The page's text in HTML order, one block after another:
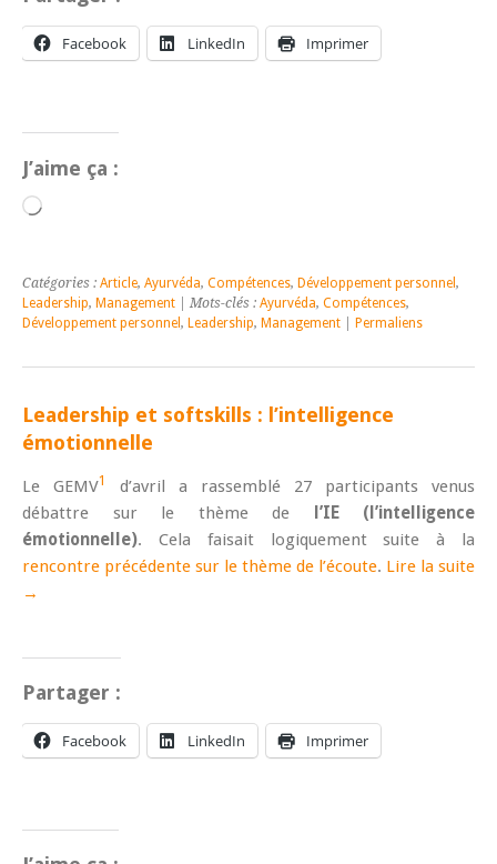
Facebook LinkedIn Imprimer
J’aime ça :
Chargement…
Catégories : Article, Ayurvéda, Compétences, Développement personnel ,
Leadership, Management | Mots-clés : Ayurvéda, Compétences,
Développement personnel , Leadership, Management Permaliens
Leadership et softskills : l’intelligence
émotionnelle
Le GEMV1
d’avril a rassemblé 27 participants venus
débattre sur le thème de
l’IE (l’intelligence
émotionnelle). Cela faisait logiquement suite à la
rencontre précédente sur le thème de l’écoute. Lire la suite
→
Partager :
Facebook LinkedIn Imprimer